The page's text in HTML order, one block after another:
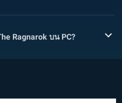
Ragnarok บน PC?